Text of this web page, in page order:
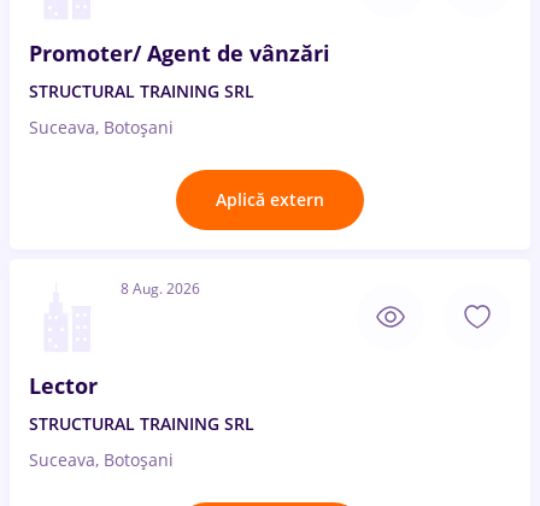
Promoter/ Agent de vânzări
STRUCTURAL TRAINING SRL
Suceava, Botoșani
Aplică extern
8 Aug. 2026
Lector
STRUCTURAL TRAINING SRL
Suceava, Botoșani